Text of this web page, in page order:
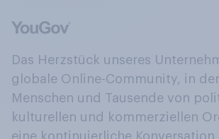
Das Herzstück unseres
globale Online-Community, in
Menschen und Tausende von
kulturellen und kommerziellen
eine kontinuierliche Konversation